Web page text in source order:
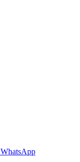
WhatsApp